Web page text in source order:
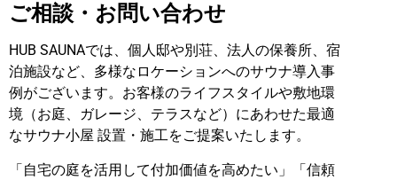
ご相談・お問い合わせ
HUB SAUNAでは、個人邸や別荘、法人の保養所、宿
泊施設など、多様なロケーションへのサウナ導入事
例がございます。お客様のライフスタイルや敷地環
境（お庭、ガレージ、テラスなど）にあわせた最適
なサウナ小屋 設置・施工をご提案いたします。
「自宅の庭を活用して付加価値を高めたい」「信頼